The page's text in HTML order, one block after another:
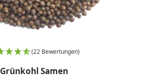
(22 Bewertungen)
Grünkohl Samen